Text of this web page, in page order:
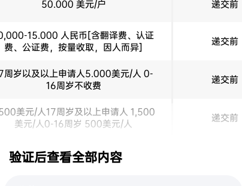
50.000 美元/户 递交前
15.000 人民币[含翻译费、认证
费、公证费，按量收取，因人而异]
递交前
周岁以及以上申请人5.000美元/人 0-
16周岁不收费
递交前
美元/人17周岁及以上申请人 1,500
美元/人0-16周岁 500美元/人
递交前
款15万美元(单人）捐款20万美元(2-4
名申请人)
验证后查看全部内容